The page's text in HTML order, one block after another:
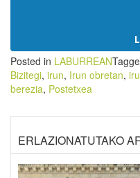
Posted in LABURREAN
Bizitegi, irun, Irun obretan,
berezia, Postetxea
ERLAZIONATUTAKO